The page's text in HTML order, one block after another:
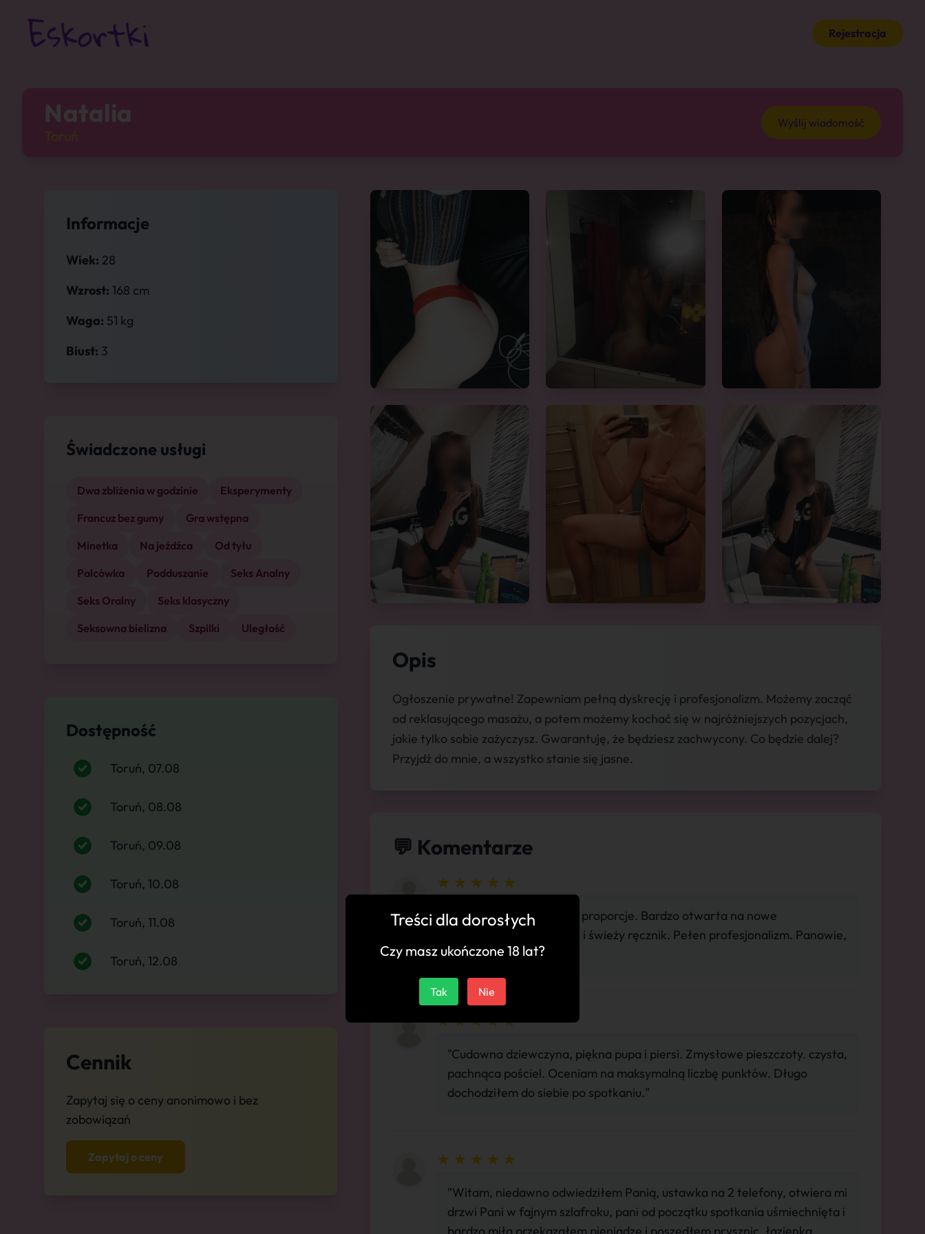
Rejestracja
Natalia Wyślij wiadomość
Informacje
Wiek: 28
Wzrost: 168 cm
Waga: 51 kg
Biust: 3
Świadczone usługi
Dwa zbliżenia w godzinie
Eksperymenty
Francuz bez gumy
Gra wstępna
Minetka
Na jeźdźca
Od tyłu
Palcówka
Podduszanie
Seks Analny
Seks Oralny
Seks klasyczny
Seksowna bielizna
Szpilki Uległość
Dostępność
Toruń, 07.08
Toruń, 08.08
Toruń, 09.08
Toruń, 10.08
Toruń, 11.08
Toruń, 12.08
Cennik
Zapytaj się o ceny anonimowo i bez
zobowiązań
Zapytaj o ceny
Opis
Ogłoszenie prywatne! Zapewniam pełną dyskrecję i profesjonalizm. Możemy zacząć
od reklasującego masażu, a potem możemy kochać się w najróżniejszych pozycjach,
jakie tylko sobie zażyczysz. Gwarantuję, że będziesz zachwycony. Co będzie dalej?
Przyjdź do mnie, a wszystko stanie się jasne.
💬 Komentarze
"Pełna wdzięku, Idealne proporcje. Bardzo otwarta na nowe
doświadczenia. Prysznic i świeży ręcznik. Pełen profesjonalizm. Panowie,
dbajcie o nią dobrze."
"Cudowna dziewczyna, piękna pupa i piersi. Zmysłowe pieszczoty. czysta,
pachnąca pościel. Oceniam na maksymalną liczbę punktów. Długo
dochodziłem do siebie po spotkaniu."
"Witam, niedawno odwiedziłem Panią, ustawka na 2 telefony, otwiera mi
drzwi Pani w fajnym szlafroku, pani od początku spotkania uśmiechnięta i
Treści dla dorosłych
Czy masz ukończone 18 lat?
Tak Nie